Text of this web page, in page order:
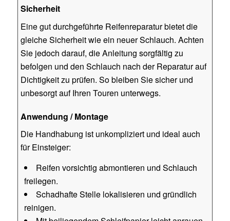
Sicherheit
Eine gut durchgeführte Reifenreparatur bietet die
gleiche Sicherheit wie ein neuer Schlauch. Achten
Sie jedoch darauf, die Anleitung sorgfältig zu
befolgen und den Schlauch nach der Reparatur auf
Dichtigkeit zu prüfen. So bleiben Sie sicher und
unbesorgt auf Ihren Touren unterwegs.
Anwendung / Montage
Die Handhabung ist unkompliziert und ideal auch
für Einsteiger:
Reifen vorsichtig abmontieren und Schlauch
freilegen.
Schadhafte Stelle lokalisieren und gründlich
reinigen.